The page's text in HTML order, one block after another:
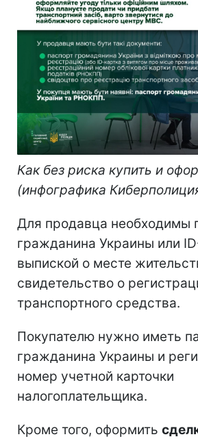
Как без риска купить и
(инфографика
Для продавца необходимы
гражданина Украины или
выпиской о месте
свидетельство о
транспортного средства.
Покупателю нужно иметь
гражданина Украины и
номер учетной карточки
налогоплательщика.
Кроме того, оформить